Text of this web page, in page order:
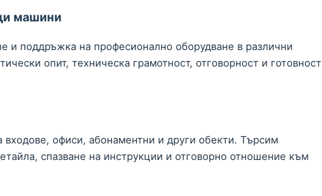
машини
и поддръжка на професионално оборудване в различни
опит, техническа грамотност, отговорност и готовност
входове, офиси, абонаментни и други обекти. Търсим
спазване на инструкции и отговорно отношение към